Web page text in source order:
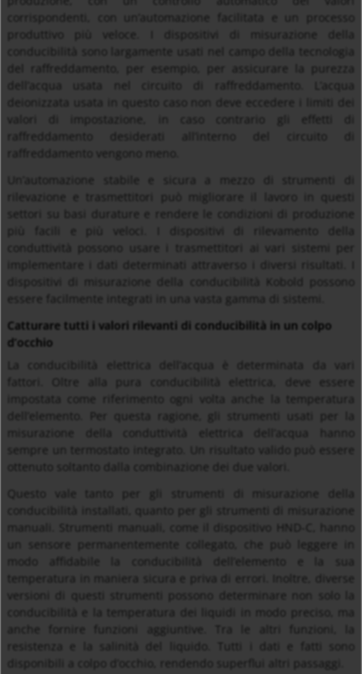
produttivo più veloce. I dispositivi di misurazione della
conducibilità sono largamente usati nel campo della tecnologia
deionizzata usata in questo caso non deve eccedere i limiti dei
valori di impostazione, in caso contrario gli effetti di
raffreddamento vengono meno.
rilevazione e trasmettitori può migliorare il lavoro in questi
più facili e più veloci. I dispositivi di rilevamento della
conduttività possono usare i trasmettitori ai vari sistemi per
implementare i dati determinati attraverso i diversi risultati. I
dispositivi di misurazione della conducibilità Kobold possono
essere facilmente integrati in una vasta gamma di sistemi.
Catturare tutti i valori rilevanti di conducibilità in un colpo
d’occhio
La conducibilità elettrica dell’acqua è determinata da vari
fattori. Oltre alla pura conducibilità elettrica, deve essere
impostata come riferimento ogni volta anche la temperatura
dell’elemento. Per questa ragione, gli strumenti usati per la
misurazione della conduttività elettrica dell’acqua hanno
sempre un termostato integrato. Un risultato valido può essere
ottenuto soltanto dalla combinazione dei due valori.
Questo vale tanto per gli strumenti di misurazione della
conducibilità installati, quanto per gli strumenti di misurazione
manuali. Strumenti manuali, come il dispositivo HND-C, hanno
un sensore permanentemente collegato, che può leggere in
temperatura in maniera sicura e priva di errori. Inoltre, diverse
versioni di questi strumenti possono determinare non solo la
anche fornire funzioni aggiuntive. Tra le altri funzioni, la
disponibili a colpo d’occhio, rendendo superflui altri passaggi.